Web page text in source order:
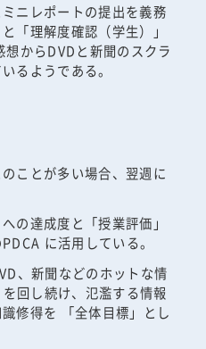
ニレポートの提出を義務
「理解度確認（学生）」
からDVDと新聞のスクラ
るようである。
ことが多い場合、翌週に
の達成度と「授業評価」
に活用している。
、新聞などのホットな情
回し続け、氾濫する情報
修得を 「全体目標」とし